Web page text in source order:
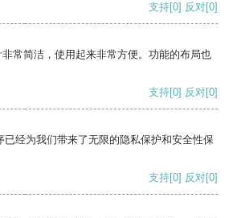
支持[0] 反对[0]
常简洁，使用起来非常方便。功能的布局也
支持[0] 反对[0]
经为我们带来了无限的隐私保护和安全性保
支持[0] 反对[0]